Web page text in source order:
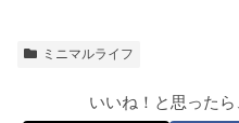
ミニマルライフ
いいね！と思った